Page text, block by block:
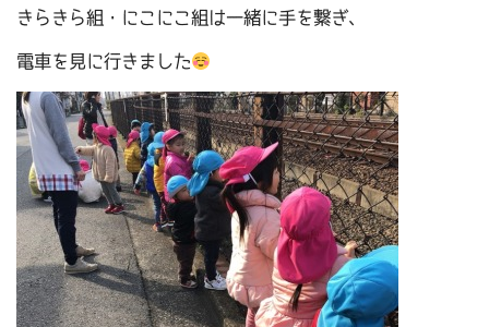
きらきら組・にこにこ組は一緒に手を繋ぎ、
電車を見に行きました